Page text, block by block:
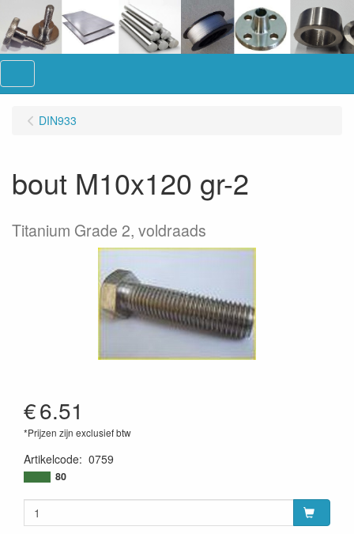
DIN933
bout M10x120 gr-2
Titanium Grade 2, voldraads
€6.51
*Prijzen zijn exclusief btw
Artikelcode: 0759
80